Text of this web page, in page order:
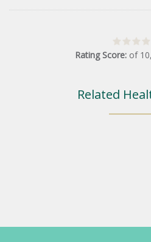
Rating Score: of 10,
Related